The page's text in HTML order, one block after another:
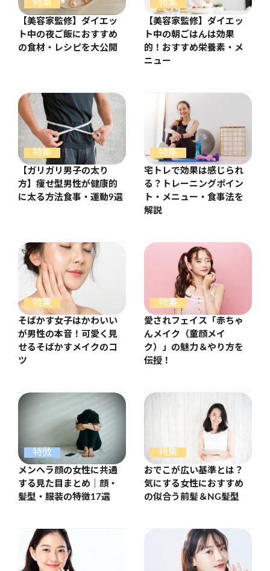
特集
【美容家監修】ダイエッ
ト中の夜ご飯におすすめ
の食材・レシピを大公開
特集
【美容家監修】ダイエッ
ト中の朝ごはんは効果
的！おすすめ栄養素・メ
ニュー
特集
【ガリガリ男子の太り
方】痩せ型男性が健康的
に太る方法食事・運動9選
特集
宅トレで効果は感じられ
る？トレーニングポイン
ト・メニュー・食事法を
解説
特集
そばかす女子はかわいい
が男性の本音！可愛く見
せるそばかすメイクのコ
ツ
特集
愛されフェイス「赤ちゃ
んメイク（童顔メイ
ク）」の魅力＆やり方を
伝授！
特徴
メンヘラ顔の女性に共通
する見た目まとめ｜顔・
髪型・服装の特徴17選
特集
おでこが広い基準とは？
気にする女性におすすめ
の似合う前髪＆NG髪型